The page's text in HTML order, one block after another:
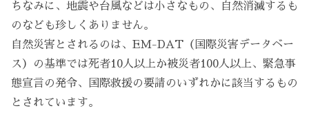
ちなみに、地震や台風などは小さなもの、自然消滅するも
のなども珍しくありません。
自然災害とされるのは、EM-DAT（国際災害データベー
ス）の基準では死者10人以上か被災者100人以上、緊急事
態宣言の発令、国際救援の要請のいずれかに該当するもの
とされています。